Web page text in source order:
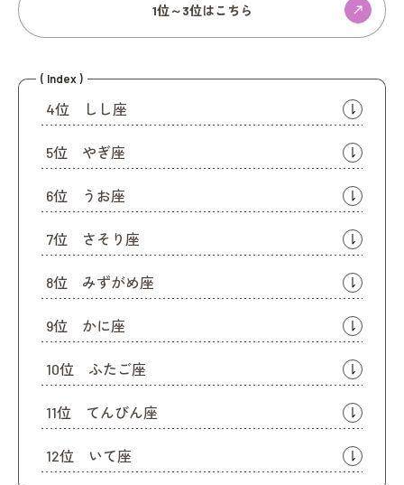
1位～3位はこちら
( Index )
4位 しし座
5位 やぎ座
6位 うお座
7位 さそり座
8位 みずがめ座
9位 かに座
10位 ふたご座
11位 てんびん座
12位 いて座